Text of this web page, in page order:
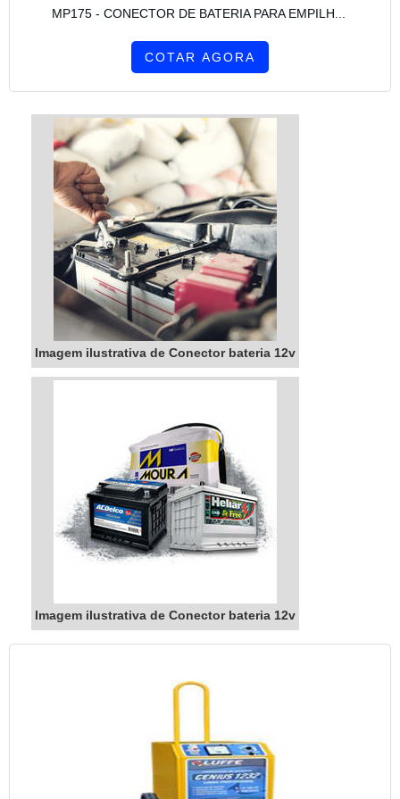
MP175 - CONECTOR DE BATERIA PARA EMPILH...
COTAR AGORA
Imagem ilustrativa de Conector bateria 12v
Imagem ilustrativa de Conector bateria 12v